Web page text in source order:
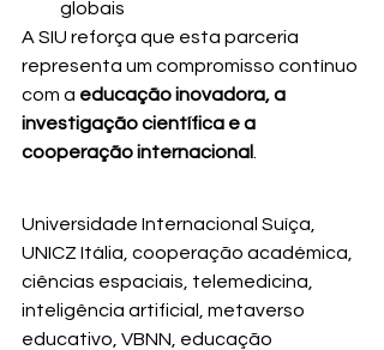
globais
A SIU reforça que esta parceria
representa um compromisso contínuo
com a educação inovadora, a
investigação científica e a
cooperação internacional
Universidade Internacional Suíça,
UNICZ Itália, cooperação académica,
ciências espaciais, telemedicina,
inteligência artificial, metaverso
educativo, VBNN, educação